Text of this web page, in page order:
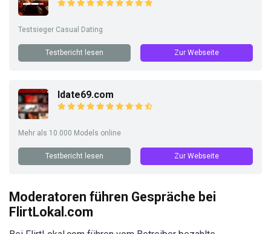
Testsieger Casual Dating
Testbericht lesen Zur Webseite
Idate69.com
Mehr als 10.000 Models online
Testbericht lesen Zur Webseite
Moderatoren führen Gespräche bei
FlirtLokal.com